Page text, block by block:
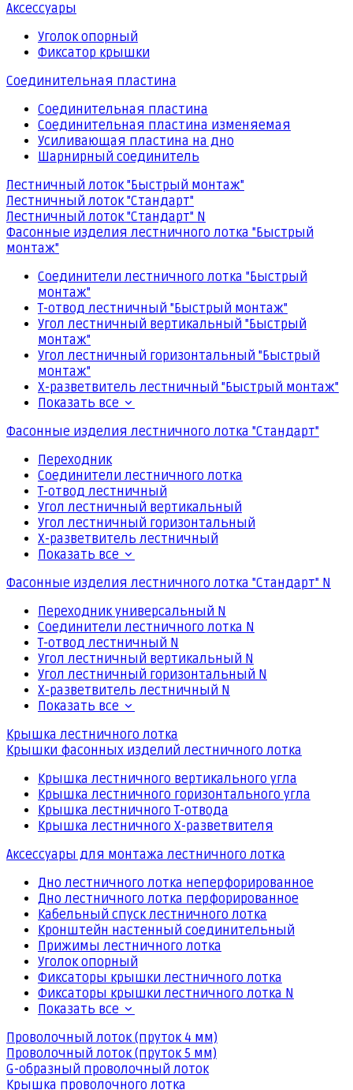
Аксессуары
Уголок опорный
Фиксатор крышки
Соединительная пластина
Соединительная пластина
Соединительная пластина изменяемая
Усиливающая пластина на дно
Шарнирный соединитель
Лестничный лоток "Быстрый монтаж"
Лестничный лоток "Стандарт"
Лестничный лоток "Стандарт" N
Фасонные изделия лестничного лотка "Быстрый
монтаж"
Соединители лестничного лотка "Быстрый
монтаж"
Т-отвод лестничный "Быстрый монтаж"
Угол лестничный вертикальный "Быстрый
монтаж"
Угол лестничный горизонтальный "Быстрый
монтаж"
Х-разветвитель лестничный "Быстрый монтаж"
Показать все
Фасонные изделия лестничного лотка "Стандарт"
Переходник
Соединители лестничного лотка
Т-отвод лестничный
Угол лестничный вертикальный
Угол лестничный горизонтальный
Х-разветвитель лестничный
Показать все
Фасонные изделия лестничного лотка "Стандарт" N
Переходник универсальный N
Соединители лестничного лотка N
Т-отвод лестничный N
Угол лестничный вертикальный N
Угол лестничный горизонтальный N
Х-разветвитель лестничный N
Показать все
Крышка лестничного лотка
Крышки фасонных изделий лестничного лотка
Крышка лестничного вертикального угла
Крышка лестничного горизонтального угла
Крышка лестничного Т-отвода
Крышка лестничного Х-разветвителя
Аксессуары для монтажа лестничного лотка
Дно лестничного лотка неперфорированное
Дно лестничного лотка перфорированное
Кабельный спуск лестничного лотка
Кронштейн настенный соединительный
Прижимы лестничного лотка
Уголок опорный
Фиксаторы крышки лестничного лотка
Фиксаторы крышки лестничного лотка N
Показать все
Проволочный лоток (пруток 4 мм)
Проволочный лоток (пруток 5 мм)
G-образный проволочный лоток
Крышка проволочного лотка